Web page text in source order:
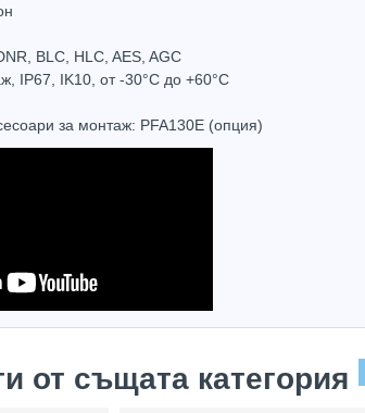
€0.61 (1.20лв.)
Купи
BLC, HLC, AES, AGC
IP67, IK10, oт -30°С до +60°С
за монтаж: PFA130Е (опция)
от същата категория